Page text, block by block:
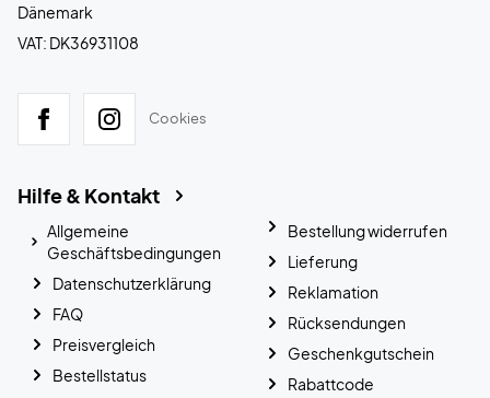
Dänemark
VAT: DK36931108
Cookies
Hilfe & Kontakt
Allgemeine
Geschäftsbedingungen
Datenschutzerklärung
FAQ
Preisvergleich
Bestellstatus
Bestellung widerrufen
Lieferung
Reklamation
Rücksendungen
Geschenkgutschein
Rabattcode